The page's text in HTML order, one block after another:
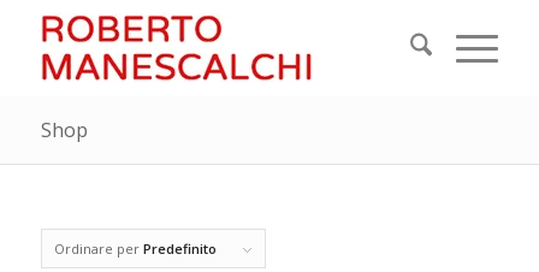
Shop
Ordinare per Predefinito